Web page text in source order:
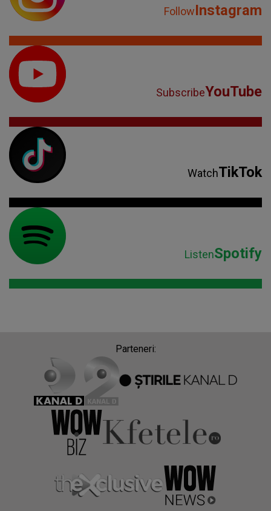
FollowInstagram
SubscribeYouTube
WatchTikTok
ListenSpotify
Parteneri: